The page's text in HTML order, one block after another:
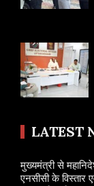
LATEST
मुख्यमंत्री से
एनसीसी के